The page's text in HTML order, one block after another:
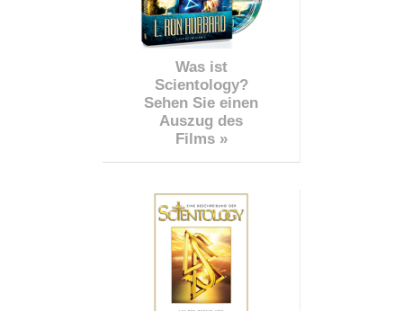
Was ist
Scientology?
Sehen Sie einen
Auszug des
Films »